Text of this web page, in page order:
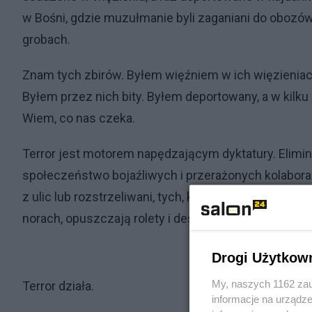
w Bośni, gdzie muzułmanie byli zaganiani do
grobach.
Znam tych zbirów. Byłem więźniem w ich
Byłem przez nich bity. Byłem deportowany, a w
Wiem, co nas czeka.
Terror jest motorem napędzającym dyktatury.
społeczeństwo bojaźliwych i przerażonych
z ulic lub rozstrzeliwani, tych, którzy donoszą, aby
norach, opuszczają rolety i desperacko modlą się,
Terror działa.
Drogi
My, naszych 1162
informacje na